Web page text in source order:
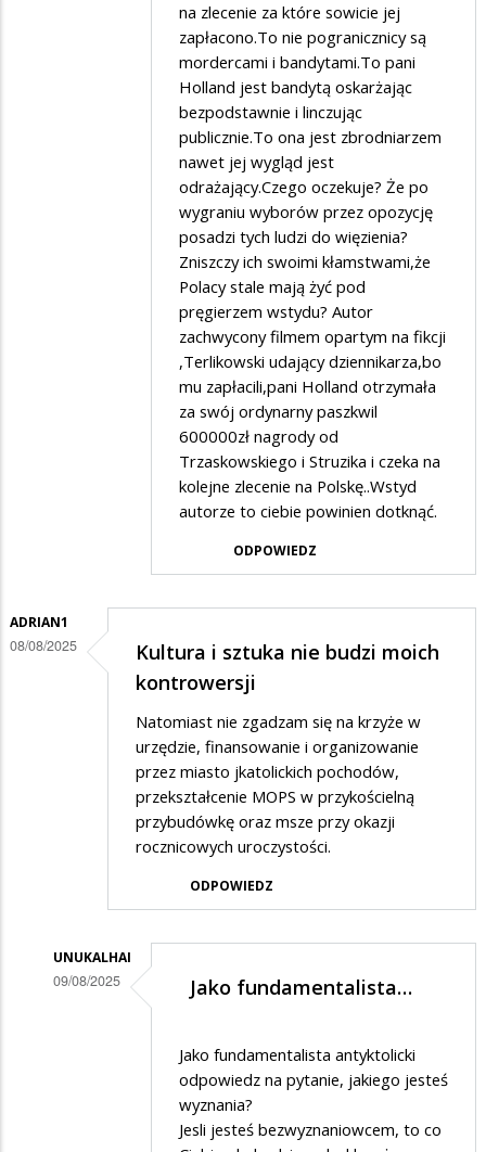
na zlecenie za które sowicie jej
zapłacono.To nie pogranicznicy są
mordercami i bandytami.To pani
Holland jest bandytą oskarżając
bezpodstawnie i linczując
publicznie.To ona jest zbrodniarzem
nawet jej wygląd jest
odrażający.Czego oczekuje? Że po
wygraniu wyborów przez opozycję
posadzi tych ludzi do więzienia?
Zniszczy ich swoimi kłamstwami,że
Polacy stale mają żyć pod
pręgierzem wstydu? Autor
zachwycony filmem opartym na fikcji
,Terlikowski udający dziennikarza,bo
mu zapłacili,pani Holland otrzymała
za swój ordynarny paszkwil
600000zł nagrody od
Trzaskowskiego i Struzika i czeka na
kolejne zlecenie na Polskę..Wstyd
autorze to ciebie powinien dotknąć.
ODPOWIEDZ
ADRIAN1
08/08/2025
Kultura i sztuka nie budzi moich
kontrowersji
Natomiast nie zgadzam się na krzyże w
urzędzie, finansowanie i organizowanie
przez miasto jkatolickich pochodów,
przekształcenie MOPS w przykościelną
przybudówkę oraz msze przy okazji
rocznicowych uroczystości.
ODPOWIEDZ
UNUKALHAI
09/08/2025 Jako fundamentalista…
Jako fundamentalista antyktolicki
odpowiedz na pytanie, jakiego jesteś
wyznania?
Jesli jesteś bezwyznaniowcem, to co